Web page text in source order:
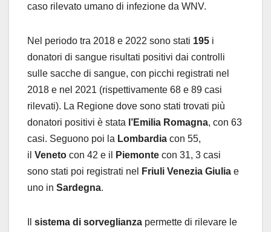
caso rilevato umano di infezione da WNV.
Nel periodo tra 2018 e 2022 sono stati 195 i
donatori di sangue risultati positivi dai controlli
sulle sacche di sangue, con picchi registrati nel
2018 e nel 2021 (rispettivamente 68 e 89 casi
rilevati). La Regione dove sono stati trovati più
donatori positivi è stata l’Emilia Romagna, con 63
casi. Seguono poi la Lombardia con 55,
il Veneto con 42 e il Piemonte con 31, 3 casi
sono stati poi registrati nel
Friuli Venezia Giulia e
uno in Sardegna.
sistema di sorveglianza permette di rilevare le